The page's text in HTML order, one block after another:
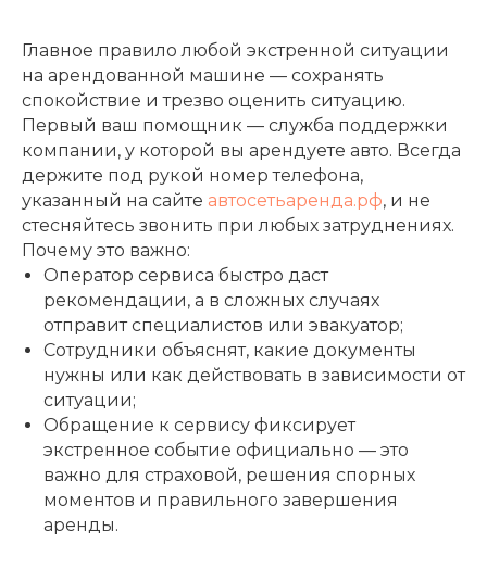
Главное правило любой экстренной ситуации
на арендованной машине — сохранять
спокойствие и трезво оценить ситуацию.
Первый ваш помощник — служба поддержки
компании, у которой вы арендуете авто. Всегда
держите под рукой номер телефона,
указанный на сайте автосетьаренда.рф, и не
стесняйтесь звонить при любых затруднениях.
Почему это важно:
Оператор сервиса быстро даст
рекомендации, а в сложных случаях
отправит специалистов или эвакуатор;
Сотрудники объяснят, какие документы
нужны или как действовать в зависимости от
ситуации;
Обращение к сервису фиксирует
экстренное событие официально — это
важно для страховой, решения спорных
моментов и правильного завершения
аренды.